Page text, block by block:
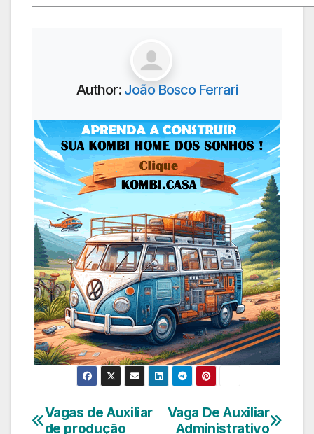
Author: João Bosco Ferrari
Navegação
Vaga De Auxiliar
Administrativo
Vagas de Auxiliar
de produção